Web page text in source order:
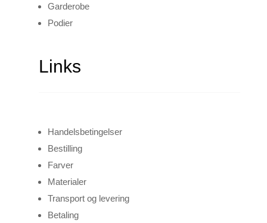
Garderobe
Podier
Links
Handelsbetingelser
Bestilling
Farver
Materialer
Transport og levering
Betaling